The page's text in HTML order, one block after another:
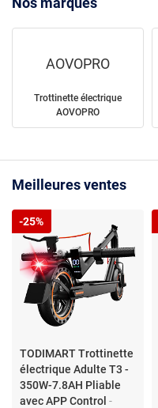
AOVOPRO
Trottinette électrique
AOVOPRO
Meilleures ventes
TODIMART Trottinette
électrique Adulte T3 -
350W-7.8AH Pliable
avec APP Control -
-25%